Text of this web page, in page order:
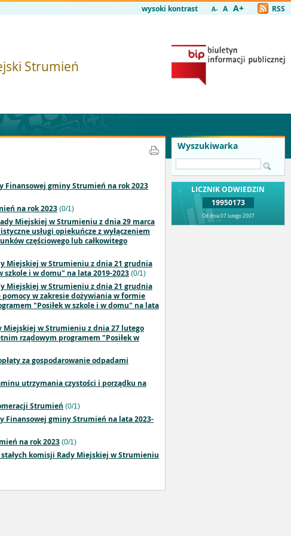
wysoki kontrast A- A A+ RSS
Strumień
Wyszukiwarka
LICZNIK ODWIEDZIN
19950173
Od dnia 07 lutego 2007
Finansowej gminy Strumień na rok 2023
na rok 2023 (0/1)
Miejskiej w Strumieniu z dnia 29 marca
usługi opiekuńcze z wyłączeniem
częściowego lub całkowitego
Miejskiej w Strumieniu z dnia 21 grudnia
szkole i w domu" na lata 2019-2023 (0/1)
Miejskiej w Strumieniu z dnia 21 grudnia
w zakresie dożywiania w formie
"Posiłek w szkole i w domu" na lata
Miejskiej w Strumieniu z dnia 27 lutego
rządowym programem "Posiłek w
za gospodarowanie odpadami
utrzymania czystości i porządku na
Strumień (0/1)
Finansowej gminy Strumień na lata 2023-
na rok 2023 (0/1)
komisji Rady Miejskiej w Strumieniu